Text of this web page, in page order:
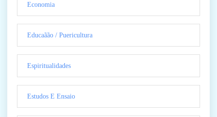
Economia
Educaãão / Puericultura
Espiritualidades
Estudos E Ensaio